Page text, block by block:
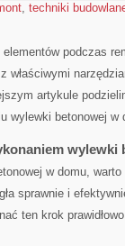
, techniki
podczas
właściwymi
artykule
wylewki ‍betonowej
wylewki
​w domu, warto
sprawnie i
ten krok